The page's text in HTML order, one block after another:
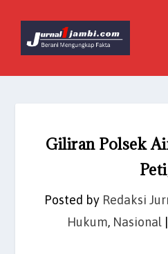
Giliran Polsek
Posted by Redaksi
Hukum, Nasional|